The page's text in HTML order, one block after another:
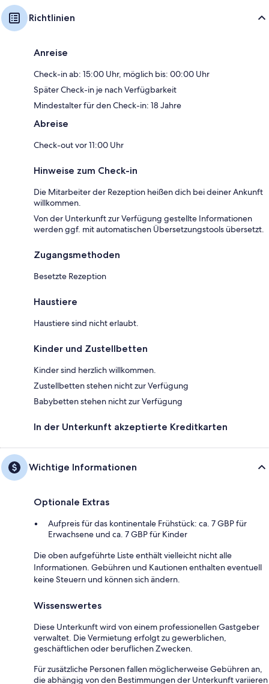
Richtlinien
Anreise
Check-in ab: 15:00 Uhr, möglich bis: 00:00 Uhr
Später Check-in je nach Verfügbarkeit
Mindestalter für den Check-in: 18 Jahre
Abreise
Check-out vor 11:00 Uhr
Hinweise zum Check-in
Die Mitarbeiter der Rezeption heißen dich bei deiner Ankunft
willkommen.
Von der Unterkunft zur Verfügung gestellte Informationen
werden ggf. mit automatischen Übersetzungstools übersetzt.
Zugangsmethoden
Besetzte Rezeption
Haustiere
Haustiere sind nicht erlaubt.
Kinder und Zustellbetten
Kinder sind herzlich willkommen.
Zustellbetten stehen nicht zur Verfügung
Babybetten stehen nicht zur Verfügung
In der Unterkunft akzeptierte Kreditkarten
Wichtige Informationen
Optionale Extras
Aufpreis für das kontinentale Frühstück: ca. 7 GBP für
Erwachsene und ca. 7 GBP für Kinder
Die oben aufgeführte Liste enthält vielleicht nicht alle
Informationen. Gebühren und Kautionen enthalten eventuell
keine Steuern und können sich ändern.
Wissenswertes
Diese Unterkunft wird von einem professionellen Gastgeber
verwaltet. Die Vermietung erfolgt zu gewerblichen,
geschäftlichen oder beruflichen Zwecken.
Für zusätzliche Personen fallen möglicherweise Gebühren an,
die abhängig von den Bestimmungen der Unterkunft variieren